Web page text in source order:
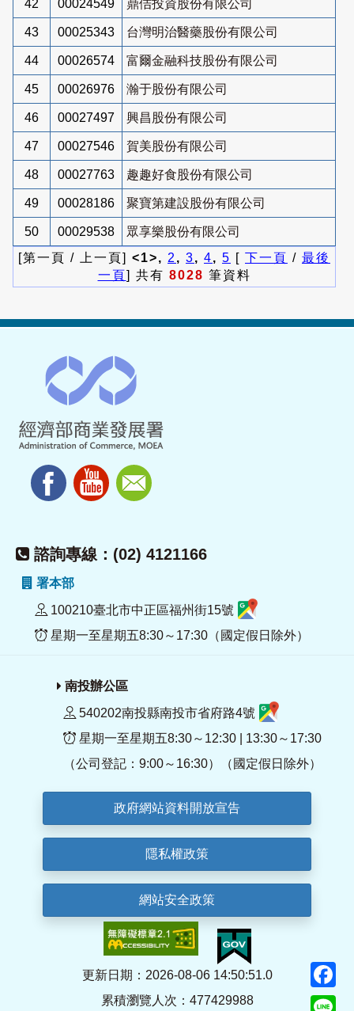
42 00024549 鼎佶投資股份有限公司
43 00025343 台灣明治醫藥股份有限公司
44 00026574 富爾金融科技股份有限公司
45 00026976 瀚于股份有限公司
46 00027497 興昌股份有限公司
47 00027546 賀美股份有限公司
48 00027763 趣趣好食股份有限公司
49 00028186 聚寶第建設股份有限公司
50 00029538
眾享樂股份有限公司
[第一頁 / 上一頁] <1>, 2 , 3, 4, 5 [ 下一頁 / 最後
一頁] 共有 8028 筆資料
諮詢專線：(02) 4121166
署本部
100210臺北市中正區福州街15號
星期一至星期五8:30～17:30（國定假日除外）
南投辦公區
540202南投縣南投市省府路4號
星期一至星期五8:30～12:30 | 13:30～17:30
（公司登記：9:00～16:30）（國定假日除外）
政府網站資料開放宣告
隱私權政策
網站安全政策
更新日期：2026-08-06 14:50:51.0
累積瀏覽人次：477429988